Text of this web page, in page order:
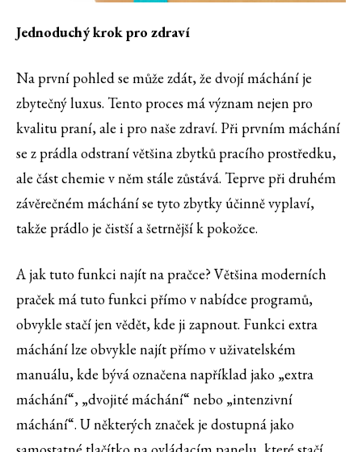
Jednoduchý krok pro zdraví
Na první pohled se může zdát, že dvojí máchání je
zbytečný luxus. Tento proces má význam nejen pro
kvalitu praní, ale i pro naše zdraví. Při prvním máchání
se z prádla odstraní většina zbytků pracího prostředku,
ale část chemie v něm stále zůstává. Teprve při druhém
závěrečném máchání se tyto zbytky účinně vyplaví,
takže prádlo je čistší a šetrnější k pokožce.
A jak tuto funkci najít na pračce? Většina moderních
praček má tuto funkci přímo v nabídce programů,
obvykle stačí jen vědět, kde ji zapnout. Funkci extra
máchání lze obvykle najít přímo v uživatelském
manuálu, kde bývá označena například jako „extra
máchání“, „dvojité máchání“ nebo „intenzivní
máchání“. U některých značek je dostupná jako